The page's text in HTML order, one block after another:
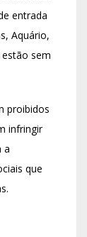
entrada
Aquário,
sem
proibidos
infringir
a
que